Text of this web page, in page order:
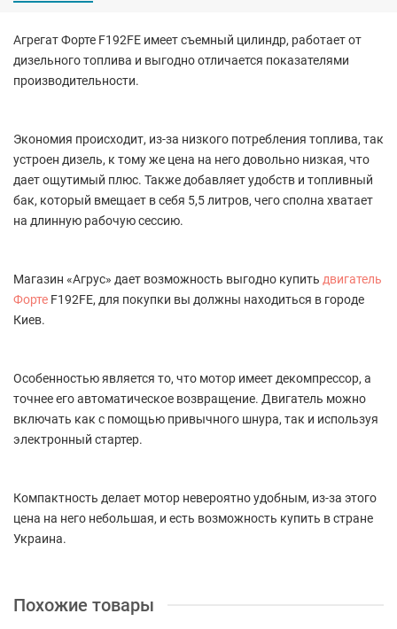
Агрегат Форте F192FE имеет съемный цилиндр, работает от
дизельного топлива и выгодно отличается показателями
производительности.
Экономия происходит, из-за низкого потребления топлива, так
устроен дизель, к тому же цена на него довольно низкая, что
дает ощутимый плюс. Также добавляет удобств и топливный
бак, который вмещает в себя 5,5 литров, чего сполна хватает
на длинную рабочую сессию.
Магазин «Агрус» дает возможность выгодно купить двигатель
Форте F192FE, для покупки вы должны находиться в городе
Киев.
Особенностью является то, что мотор имеет декомпрессор, а
точнее его автоматическое возвращение. Двигатель можно
включать как с помощью привычного шнура, так и используя
электронный стартер.
Компактность делает мотор невероятно удобным, из-за этого
цена на него небольшая, и есть возможность купить в стране
Украина.
Похожие товары